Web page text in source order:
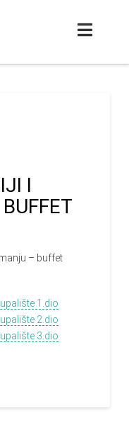
I
– buffet
1.dio
2.dio
3.dio